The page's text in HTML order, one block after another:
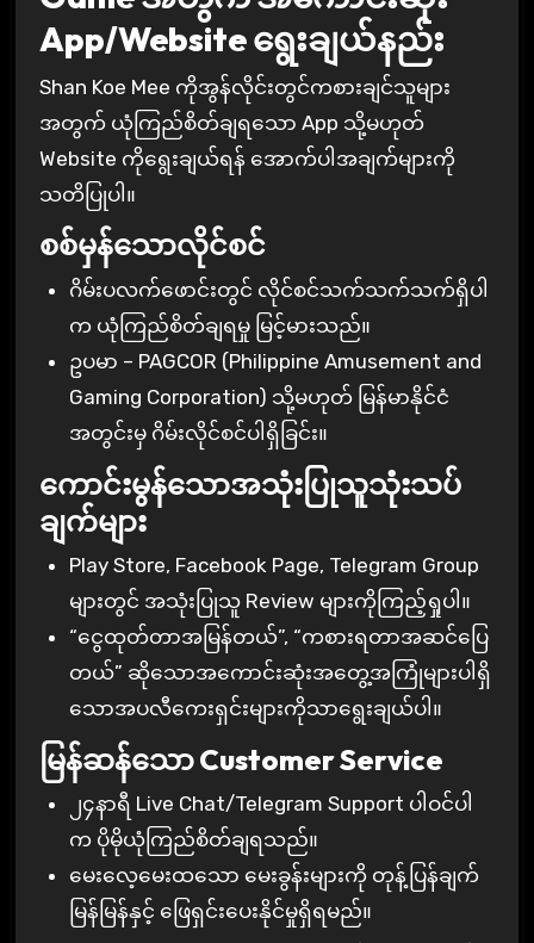
App/Website ရွေးချယ်နည်း
Shan Koe Mee ကိုအွန်လိုင်းတွင်ကစားချင်သူများ
အတွက် ယုံကြည်စိတ်ချရသော App သို့မဟုတ်
Website ကိုရွေးချယ်ရန် အောက်ပါအချက်များကို
သတိပြုပါ။
စစ်မှန်သောလိုင်စင်
ဂိမ်းပလက်ဖောင်းတွင် လိုင်စင်သက်သက်သက်ရှိပါ
က ယုံကြည်စိတ်ချရမှု မြင့်မားသည်။
ဥပမာ – PAGCOR (Philippine Amusement and
Gaming Corporation) သို့မဟုတ် မြန်မာနိုင်ငံ
အတွင်းမှ ဂိမ်းလိုင်စင်ပါရှိခြင်း။
ကောင်းမွန်သောအသုံးပြုသူသုံးသပ်
ချက်များ
Play Store, Facebook Page, Telegram Group
များတွင် အသုံးပြုသူ Review များကိုကြည့်ရှုပါ။
“ငွေထုတ်တာအမြန်တယ်”, “ကစားရတာအဆင်ပြေ
တယ်” ဆိုသောအကောင်းဆုံးအတွေ့အကြုံများပါရှိ
သောအပလီကေးရှင်းများကိုသာရွေးချယ်ပါ။
မြန်ဆန်သော Customer Service
၂၄နာရီ Live Chat/Telegram Support ပါဝင်ပါ
က ပိုမိုယုံကြည်စိတ်ချရသည်။
မေးလေ့မေးထသော မေးခွန်းများကို တုန့်ပြန်ချက်
မြန်မြန်နှင့် ဖြေရှင်းပေးနိုင်မှုရှိရမည်။